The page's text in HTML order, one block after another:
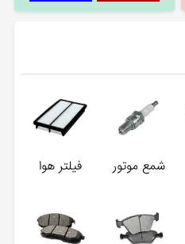
شمع موتور فیلتر هوا